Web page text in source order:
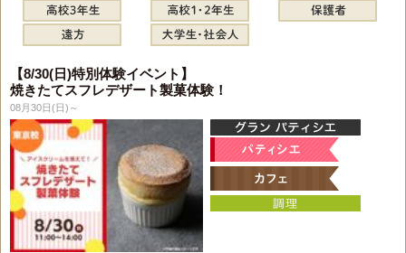
【8/30(日)特別体験イベント】
焼きたてスフレデザート製菓体験！
08月30日(日)～